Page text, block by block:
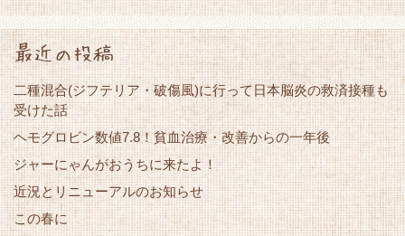
最近の投稿
二種混合(ジフテリア・破傷風)に行って日本脳炎の救済接種も
受けた話
ヘモグロビン数値7.8！貧血治療・改善からの一年後
ジャーにゃんがおうちに来たよ！
近況とリニューアルのお知らせ
この春に